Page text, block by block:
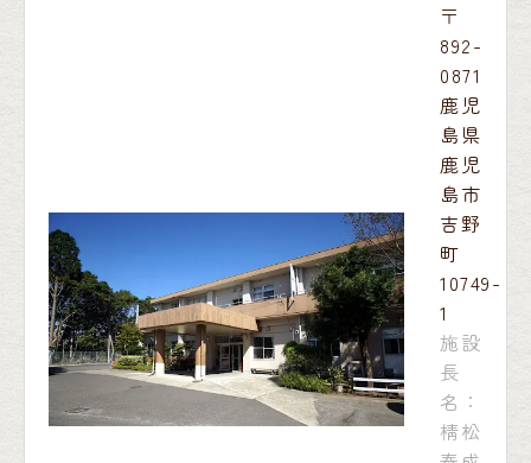
〒
892-
0871
鹿児
島県
鹿児
島市
吉野
町
10749-
1
施設
長
名：
棈松